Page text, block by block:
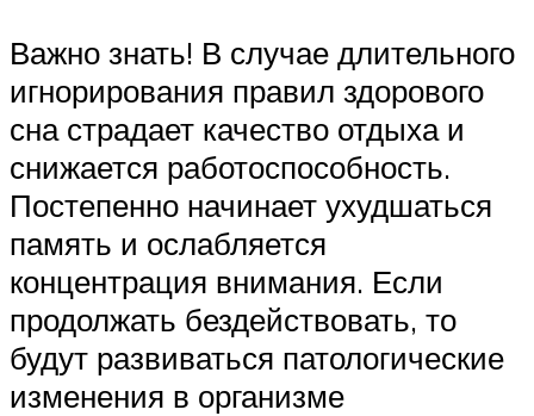
Важно знать! В случае длительного
игнорирования правил здорового
сна страдает качество отдыха и
снижается работоспособность.
Постепенно начинает ухудшаться
память и ослабляется
концентрация внимания. Если
продолжать бездействовать, то
будут развиваться патологические
изменения в организме